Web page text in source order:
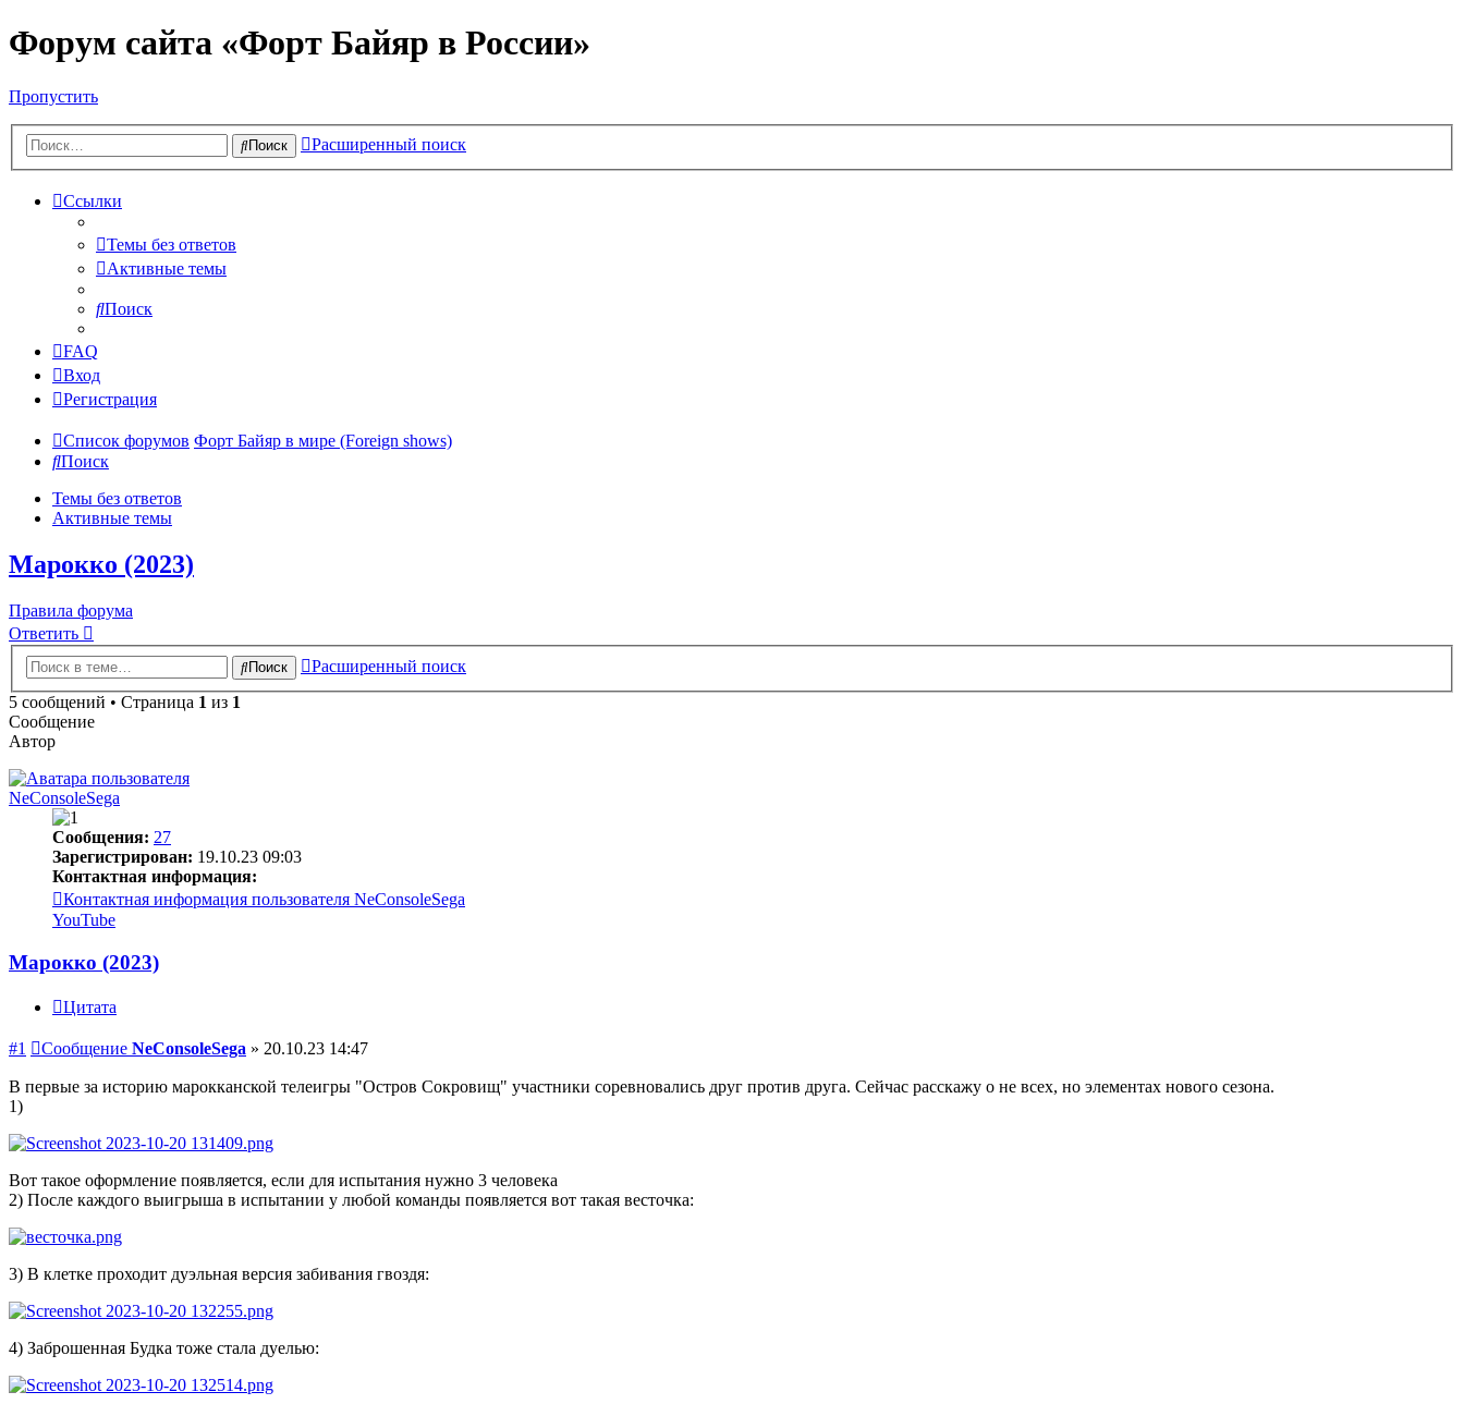
Форум сайта «Форт Байяр в России»
Пропустить
Поиск Расширенный поиск
Ссылки
Темы без ответов
Активные темы
Поиск
FAQ
Вход
Регистрация
Список форумов Форт Байяр в мире (Foreign shows)
Поиск
Темы без ответов
Активные темы
Марокко (2023)
Правила форума
Ответить
Поиск
Расширенный поиск
5 сообщений • Страница 1 из 1
Сообщение
Автор
NeConsoleSega
Сообщения: 27
Зарегистрирован: 19.10.23 09:03
Контактная информация:
Контактная информация пользователя NeConsoleSega
YouTube
Марокко (2023)
Цитата
#1 Сообщение NeConsoleSega » 20.10.23 14:47
В первые за историю марокканской телеигры "Остров Сокровищ" участники соревновались друг против друга. Сейчас расскажу о не всех, но элементах нового сезона.
1)
Вот такое оформление появляется, если для испытания нужно 3 человека
2) После каждого выигрыша в испытании у любой команды появляется вот такая весточка:
3) В клетке проходит дуэльная версия забивания гвоздя:
4) Заброшенная Будка тоже стала дуелью: